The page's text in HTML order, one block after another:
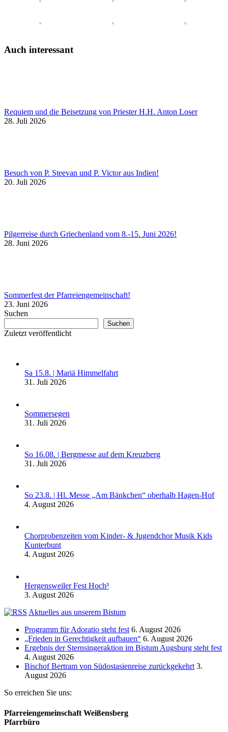
Auch interessant
Requiem und die Beisetzung von Priester H.H. Anton Loser
28. Juli 2026
Besuch von P. Steevan und P. Victor aus Indien!
20. Juli 2026
Pilgerreise durch Griechenland vom 8.-15. Juni 2026!
28. Juni 2026
Sommerfest der Pfarreiengemeinschaft!
23. Juni 2026
Suchen
Suchen
Zuletzt veröffentlicht
Sa 15.8. | Mariä Himmelfahrt
31. Juli 2026
Sommersegen
31. Juli 2026
So 16.08. | Bergmesse auf dem Kreuzberg
31. Juli 2026
So 23.8. | Hl. Messe „Am Bänkchen“ oberhalb Hagen-Hof
4. August 2026
Chorprobenzeiten vom Kinder- & Jugendchor Musik Kids
Kunterbunt
4. August 2026
Hergensweiler Fest Hoch³
3. August 2026
Aktuelles aus unserem Bistum
Programm für Adoratio steht fest 6. August 2026
„Frieden in Gerechtigkeit aufbauen“ 6. August 2026
Ergebnis der Sternsingeraktion im Bistum Augsburg steht fest
4. August 2026
Bischof Bertram von Südostasienreise zurückgekehrt 3.
August 2026
So erreichen Sie uns:
Pfarreiengemeinschaft Weißensberg
Pfarrbüro